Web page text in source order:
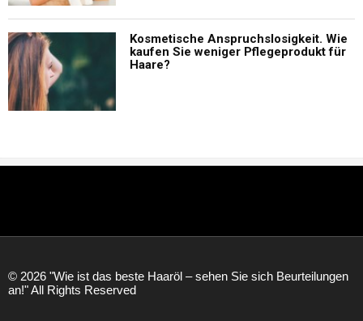
Kosmetische Anspruchslosigkeit. Wie
kaufen Sie weniger Pflegeprodukt für
Haare?
© 2026 "Wie ist das beste Haaröl – sehen Sie sich Beurteilungen
an!" All Rights Reserved